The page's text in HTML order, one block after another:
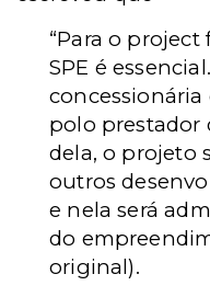
“Para o
SPE é
polo prestador
dela, o projeto
outros
e nela será
do
original).